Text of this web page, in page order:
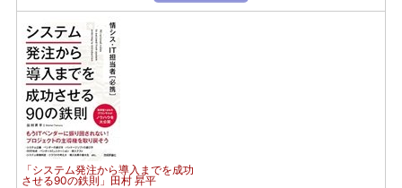
「システム発注から導入までを成功
させる90の鉄則」田村 昇平